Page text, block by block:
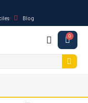
Blog